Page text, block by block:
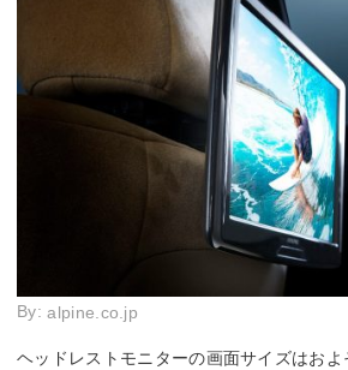
By:alpine.co.jp
ヘッドレストモニターの画面サイズはお